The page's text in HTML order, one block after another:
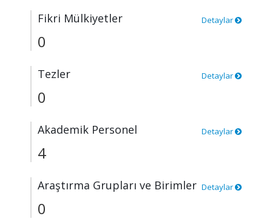
Fikri Mülkiyetler Detaylar
0
Tezler Detaylar
0
Akademik Personel Detaylar
4
Araştırma Grupları ve Birimler Detaylar
0